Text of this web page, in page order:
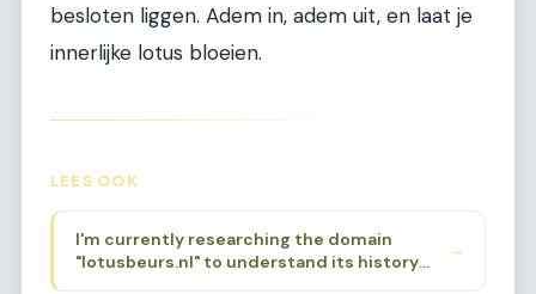
besloten liggen. Adem in, adem uit, en laat je
innerlijke lotus bloeien.
LEES OOK
I'm currently researching the domain
"lotusbeurs.nl" to understand its history
→